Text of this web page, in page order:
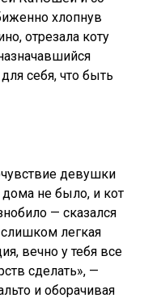
хлопнув
отрезала коту
себя, что быть
девушки
дома не было, и кот
— сказался
легкая
вечно у тебя все
сделать», —
и оборачивая